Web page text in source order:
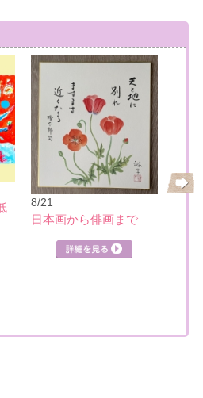
8/21
日本画から俳画まで
8/21